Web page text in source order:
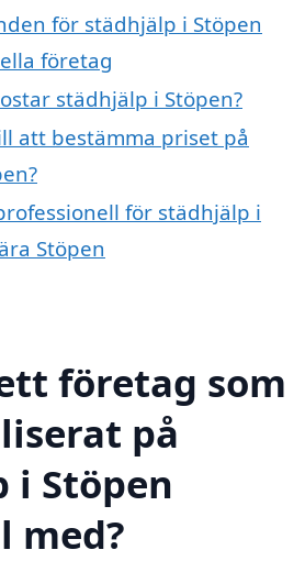
för städhjälp i Stöpen
företag
städhjälp i Stöpen?
att bestämma priset på
för städhjälp i
Stöpen
företag som
på
i Stöpen
med?